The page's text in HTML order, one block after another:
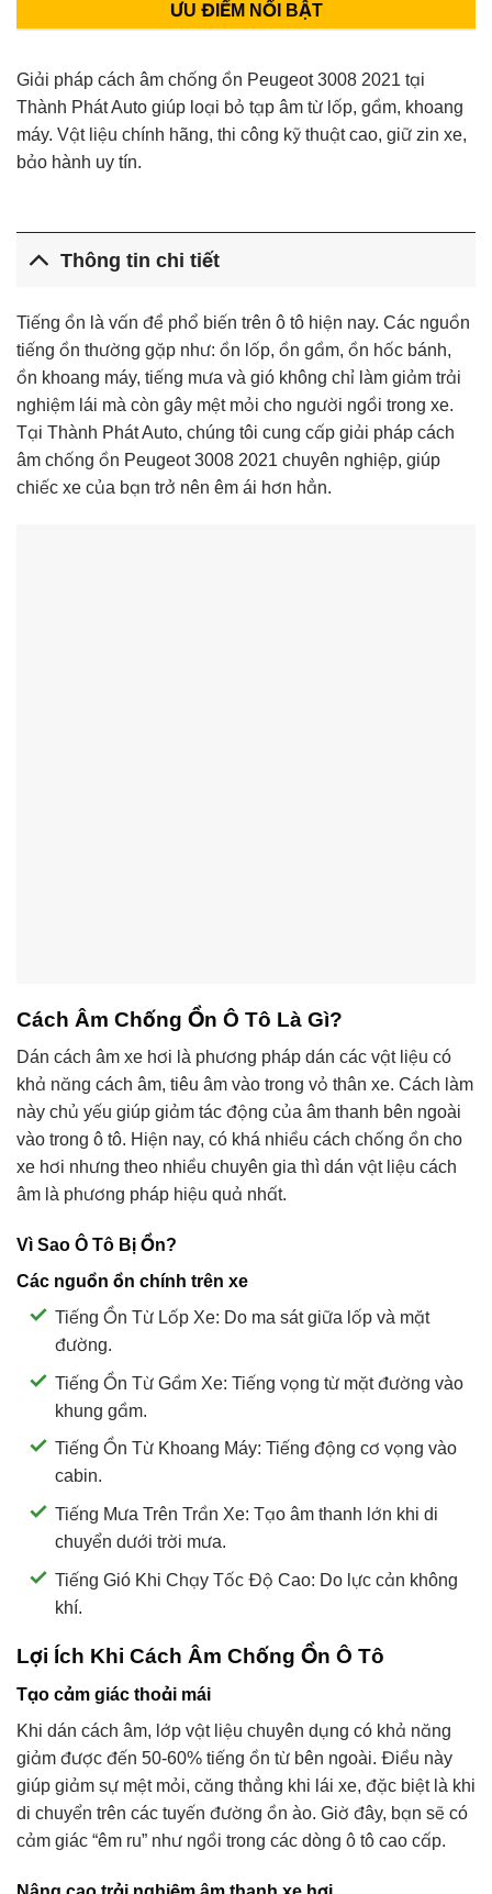
ƯU ĐIỂM NỔI BẬT
Giải pháp cách âm chống ồn Peugeot 3008 2021 tại
Thành Phát Auto giúp loại bỏ tạp âm từ lốp, gầm, khoang
máy. Vật liệu chính hãng, thi công kỹ thuật cao, giữ zin xe,
bảo hành uy tín.
Thông tin chi tiết
Tiếng ồn là vấn đề phổ biến trên ô tô hiện nay. Các nguồn
tiếng ồn thường gặp như: ồn lốp, ồn gầm, ồn hốc bánh,
ồn khoang máy, tiếng mưa và gió không chỉ làm giảm trải
nghiệm lái mà còn gây mệt mỏi cho người ngồi trong xe.
Tại Thành Phát Auto, chúng tôi cung cấp giải pháp cách
âm chống ồn Peugeot 3008 2021 chuyên nghiệp, giúp
chiếc xe của bạn trở nên êm ái hơn hẳn.
Cách Âm Chống Ồn Ô Tô Là Gì?
Dán cách âm xe hơi là phương pháp dán các vật liệu có
khả năng cách âm, tiêu âm vào trong vỏ thân xe. Cách làm
này chủ yếu giúp giảm tác động của âm thanh bên ngoài
vào trong ô tô. Hiện nay, có khá nhiều cách chống ồn cho
xe hơi nhưng theo nhiều chuyên gia thì dán vật liệu cách
âm là phương pháp hiệu quả nhất.
Vì Sao Ô Tô Bị Ồn?
Các nguồn ồn chính trên xe
Tiếng Ồn Từ Lốp Xe: Do ma sát giữa lốp và mặt
đường.
Tiếng Ồn Từ Gầm Xe: Tiếng vọng từ mặt đường vào
khung gầm.
Tiếng Ồn Từ Khoang Máy: Tiếng động cơ vọng vào
cabin.
Tiếng Mưa Trên Trần Xe: Tạo âm thanh lớn khi di
chuyển dưới trời mưa.
Tiếng Gió Khi Chạy Tốc Độ Cao: Do lực cản không
khí.
Lợi Ích Khi Cách Âm Chống Ồn Ô Tô
Tạo cảm giác thoải mái
Khi dán cách âm, lớp vật liệu chuyên dụng có khả năng
giảm được đến 50-60% tiếng ồn từ bên ngoài. Điều này
giúp giảm sự mệt mỏi, căng thẳng khi lái xe, đặc biệt là khi
di chuyển trên các tuyến đường ồn ào. Giờ đây, bạn sẽ có
cảm giác “êm ru” như ngồi trong các dòng ô tô cao cấp.